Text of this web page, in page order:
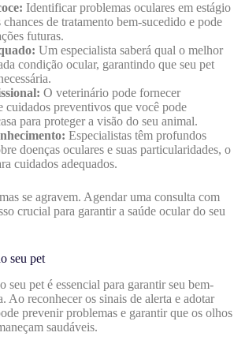
Identificar problemas oculares em estágio
de tratamento bem-sucedido e pode
futuras.
Um especialista saberá qual o melhor
condição ocular, garantindo que seu pet
O veterinário pode fornecer
cuidados preventivos que você pode
para proteger a visão do seu animal.
Especialistas têm profundos
doenças oculares e suas particularidades, o
cuidados adequados.
se agravem. Agendar uma consulta com
crucial para garantir a saúde ocular do seu
seu pet
seu pet é essencial para garantir seu bem-
Ao reconhecer os sinais de alerta e adotar
prevenir problemas e garantir que os olhos
saudáveis.